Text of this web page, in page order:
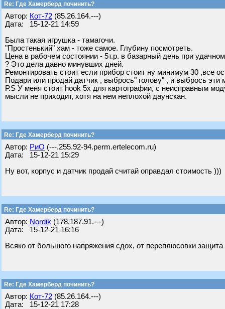
Re: Где Хамерберд починить?
Автор: Кот-72 (85.26.164.---)
Дата: 15-12-21 14:59
Была такая игрушка - тамагочи.
"Простенький" хам - тоже самое. Глубину посмотреть.
Цена в рабочем состоянии - 5т.р. в базарный день при
? Это дела давно минувших дней.
Ремонтировать стоит если прибор стоит ну минимум 30 ,все
Подари или продай датчик , выбрось" голову" , и выбрось
Р.S У меня стоит hook 5х для картографии, с неисправным
мысли не приходит, хотя на нем неплохой даунскан.
Re: Где Хамерберд починить?
Автор: РиО (---.255.92-94.perm.ertelecom.ru)
Дата: 15-12-21 15:29
Ну вот, корпус и датчик продай считай оправдал стоимость )))
Re: Где Хамерберд починить?
Автор: Nordik (178.187.91.---)
Дата: 15-12-21 16:16
Всяко от большого напряжения сдох, от переплюсовки защита
Re: Где Хамерберд починить?
Автор: Кот-72 (85.26.164.---)
Дата: 15-12-21 17:28